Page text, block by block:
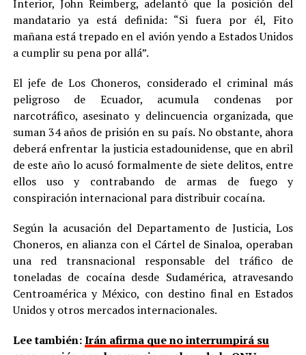
Interior, John Reimberg, adelantó que la posición del
mandatario ya está definida: “Si fuera por él, Fito
mañana está trepado en el avión yendo a Estados Unidos
a cumplir su pena por allá”.
El jefe de Los Choneros, considerado el criminal más
peligroso de Ecuador, acumula condenas por
narcotráfico, asesinato y delincuencia organizada, que
suman 34 años de prisión en su país. No obstante, ahora
deberá enfrentar la justicia estadounidense, que en abril
de este año lo acusó formalmente de siete delitos, entre
ellos uso y contrabando de armas de fuego y
conspiración internacional para distribuir cocaína.
Según la acusación del Departamento de Justicia, Los
Choneros, en alianza con el Cártel de Sinaloa, operaban
una red transnacional responsable del tráfico de
toneladas de cocaína desde Sudamérica, atravesando
Centroamérica y México, con destino final en Estados
Unidos y otros mercados internacionales.
Lee también:Irán afirma que no interrumpirá su